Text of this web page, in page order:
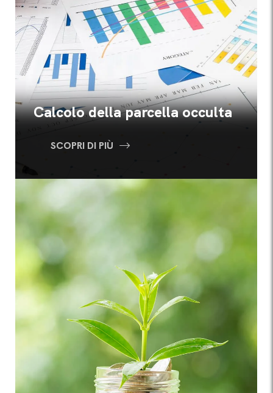
Calcolo della parcella occulta
SCOPRI DI PIÙ